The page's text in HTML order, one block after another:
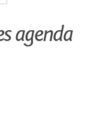
agenda